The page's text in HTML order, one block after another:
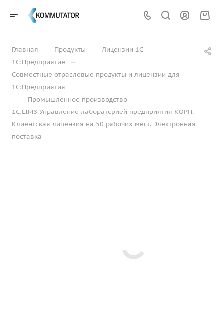
Главная — Продукты — Лицензии 1С —
1С:Предприятие —
Совместные отраслевые продукты и лицензии для
1С:Предприятия
— Промышленное производство —
1С:LIMS Управление лабораторией предприятия КОРП.
Клиентская лицензия на 50 рабочих мест. Электронная
поставка